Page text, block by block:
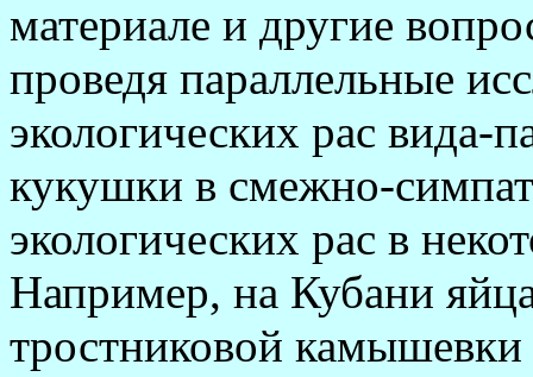
материале и другие
проведя параллельные
экологических рас вида-
кукушки в смежно-
экологических рас в
Например, на Кубани
тростниковой